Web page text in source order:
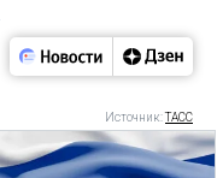
Источник:ТАСС